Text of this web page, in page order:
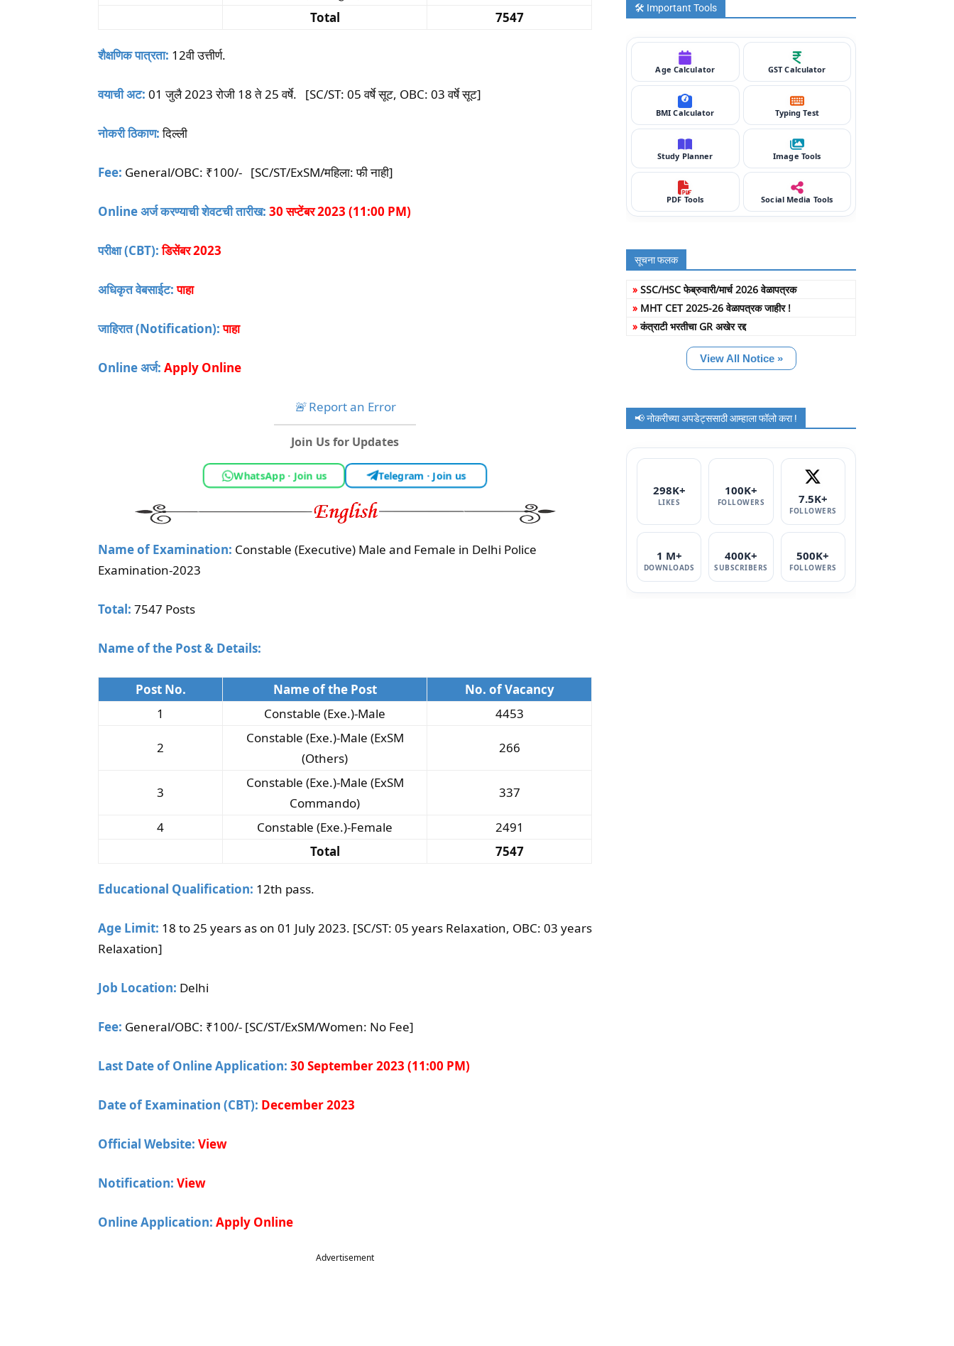
Total
7547
शैक्षणिक पात्रता: 12वी उत्तीर्ण.
वयाची अट: 01 जुलै 2023 रोजी 18 ते 25 वर्षे. [SC/ST: 05 वर्षे सूट, OBC: 03 वर्षे सूट]
नोकरी ठिकाण:दिल्ली
Fee: General/OBC: ₹100/- [SC/ST/ExSM/महिला: फी नाही]
Online अर्ज करण्याची शेवटची तारीख: 30 सप्टेंबर 2023 (11:00 PM)
परीक्षा (CBT): डिसेंबर 2023
अधिकृत वेबसाईट:पाहा
जाहिरात (Notification): पाहा
Online अर्ज: Apply Online
🚨Report an Error
Join Us for Updates
WhatsApp · Join us Telegram · Join us
Name of Examination: Constable (Executive) Male and Female in Delhi Police
Examination-2023
Total: 7547 Posts
Name of the Post & Details:
Post No. Name of the Post
No. of Vacancy
1
Constable (Exe.)-Male 4453
2
Constable (Exe.)-Male (ExSM
(Others)
266
3
Constable (Exe.)-Male (ExSM
Commando)
337
4 Constable (Exe.)-Female
2491
Total
7547
Educational Qualification: 12th pass.
Age Limit: 18 to 25 years as on 01 July 2023. [SC/ST: 05 years Relaxation, OBC: 03 years
Relaxation]
Job Location: Delhi
Fee: General/OBC: ₹100/- [SC/ST/ExSM/Women: No Fee]
Last Date of Online Application: 30 September 2023 (11:00 PM)
Date of Examination (CBT): December 2023
Official Website: View
Notification: View
Online Application: Apply Online
Advertisement
🛠️ Important Tools
Age Calculator GST Calculator
BMI Calculator Typing Test
Study Planner Image Tools
PDF Tools Social Media Tools
सूचना फलक
» SSC/HSC फेब्रुवारी/मार्च 2026 वेळापत्रक
» MHT CET 2025-26 वेळापत्रक जाहीर !
»कंत्राटी भरतीचा GR अखेर रद्द
View All Notice »
📢 नोकरीच्या अपडेट्ससाठी आम्हाला फॉलो करा !
298K+
LIKES
100K+
FOLLOWERS 7.5K+
FOLLOWERS
1 M+
DOWNLOADS
400K+
SUBSCRIBERS
500K+
FOLLOWERS